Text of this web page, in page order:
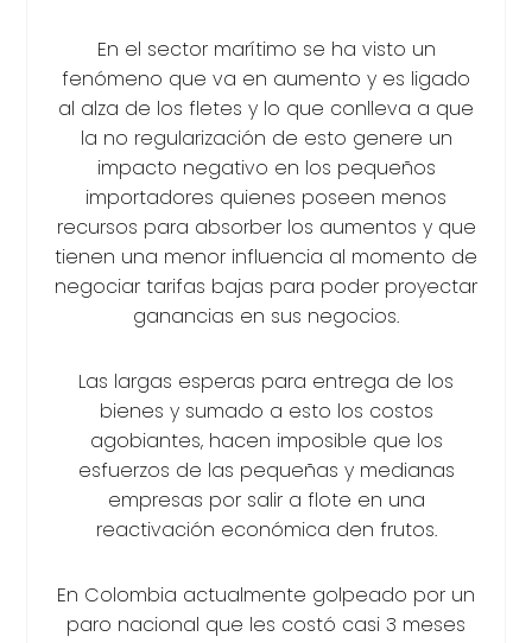
En el sector marítimo se ha visto un
fenómeno que va en aumento y es ligado
al alza de los fletes y lo que conlleva a que
la no regularización de esto genere un
impacto negativo en los pequeños
importadores quienes poseen menos
recursos para absorber los aumentos y que
tienen una menor influencia al momento de
negociar tarifas bajas para poder proyectar
ganancias en sus negocios.
Las largas esperas para entrega de los
bienes y sumado a esto los costos
agobiantes, hacen imposible que los
esfuerzos de las pequeñas y medianas
empresas por salir a flote en una
reactivación económica den frutos.
En Colombia actualmente golpeado por un
paro nacional que les costó casi 3 meses